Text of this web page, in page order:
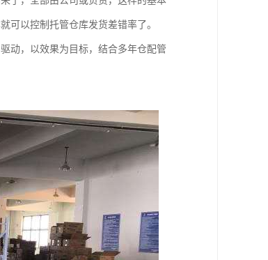
可以控制托管仓库发货差错率了。
动，以效果为目标，结合多年仓配管